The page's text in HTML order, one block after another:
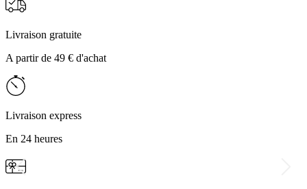
Livraison gratuite
A partir de 49 € d'achat
Livraison express
En 24 heures